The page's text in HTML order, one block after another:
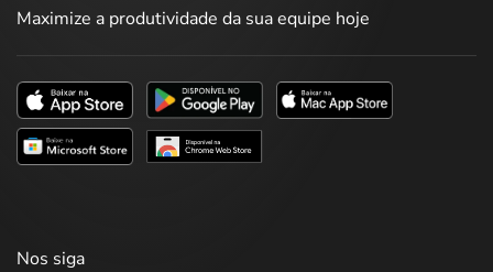
Maximize a produtividade da sua equipe hoje
Nos siga